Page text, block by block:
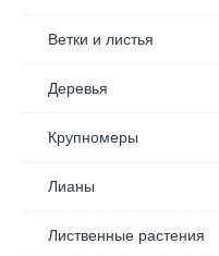
Ветки и листья
Деревья
Крупномеры
Лианы
Лиственные растения